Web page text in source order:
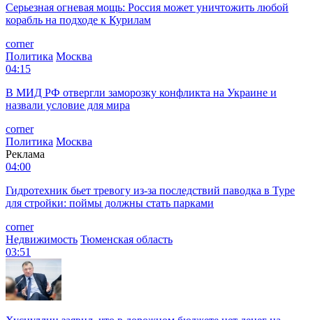
Серьезная огневая мощь: Россия может уничтожить любой
корабль на подходе к Курилам
corner
Политика Москва
04:15
В МИД РФ отвергли заморозку конфликта на Украине и
назвали условие для мира
corner
Политика Москва
Реклама
04:00
Гидротехник бьет тревогу из-за последствий паводка в Туре
для стройки: поймы должны стать парками
corner
Недвижимость Тюменская область
03:51